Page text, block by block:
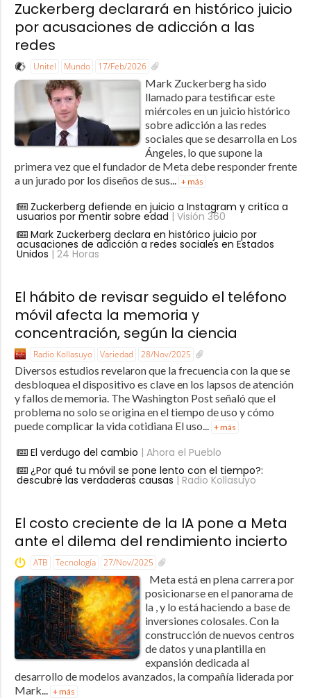
Zuckerberg declarará en histórico juicio
por acusaciones de adicción a las
redes
Unitel Mundo 17/Feb/2026
Mark Zuckerberg ha sido
llamado para testificar este
miércoles en un juicio histórico
sobre adicción a las redes
sociales que se desarrolla en Los
Ángeles, lo que supone la
primera vez que el fundador de Meta debe responder frente
a un jurado por los diseños de sus...
+ más
Zuckerberg defiende en juicio a Instagram y critíca a
usuarios por mentir sobre edad | Visión 360
Mark Zuckerberg declara en histórico juicio por
acusaciones de adicción a redes sociales en Estados
Unidos | 24 Horas
El hábito de revisar seguido el teléfono
móvil afecta la memoria y
concentración, según la ciencia
Radio Kollasuyo Variedad 28/Nov/2025
Diversos estudios revelaron que la frecuencia con la que se
desbloquea el dispositivo es clave en los lapsos de atención
y fallos de memoria. The Washington Post señaló que el
problema no solo se origina en el tiempo de uso y cómo
puede complicar la vida cotidiana El uso... + más
El verdugo del cambio | Ahora el Pueblo
¿Por qué tu móvil se pone lento con el tiempo?:
descubre las verdaderas causas | Radio Kollasuyo
El costo creciente de la IA pone a Meta
ante el dilema del rendimiento incierto
ATB Tecnología 27/Nov/2025
Meta está en plena carrera por
posicionarse en el panorama de
la , y lo está haciendo a base de
inversiones colosales. Con la
construcción de nuevos centros
de datos y una plantilla en
expansión dedicada al
desarrollo de modelos avanzados, la compañía liderada por
Mark... + más